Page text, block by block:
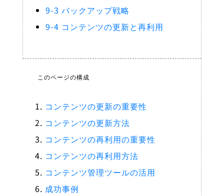
9-3 バックアップ戦略
9-4 コンテンツの更新と再利用
このページの構成
コンテンツの更新の重要性
コンテンツの更新方法
コンテンツの再利用の重要性
コンテンツの再利用方法
コンテンツ管理ツールの活用
成功事例